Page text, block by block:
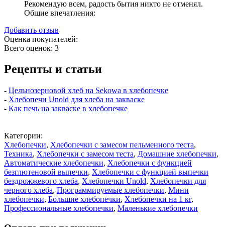
Рекомендую всем, радость бытия никто не отменял.
Общие впечатления:
Добавить отзыв
Оценка покупателей:
Всего оценок: 3
Рецепты и статьи
- Цельнозерновой хлеб на Sekowa в хлебопечке
- Хлебопечи Unold для хлеба на закваске
- Как печь на закваске в хлебопечке
Категории:
Хлебопечки, Хлебопечки с замесом пельменного теста,
Техника, Хлебопечки с замесом теста, Домашние хлебопечки,
Автоматические хлебопечки, Хлебопечки с функцией
безглютеновой выпечки, Хлебопечки с функцией выпечки
бездрожжевого хлеба, Хлебопечки Unold, Хлебопечки для
черного хлеба, Программируемые хлебопечки, Мини
хлебопечки, Большие хлебопечки, Хлебопечки на 1 кг,
Профессиональные хлебопечки, Маленькие хлебопечки